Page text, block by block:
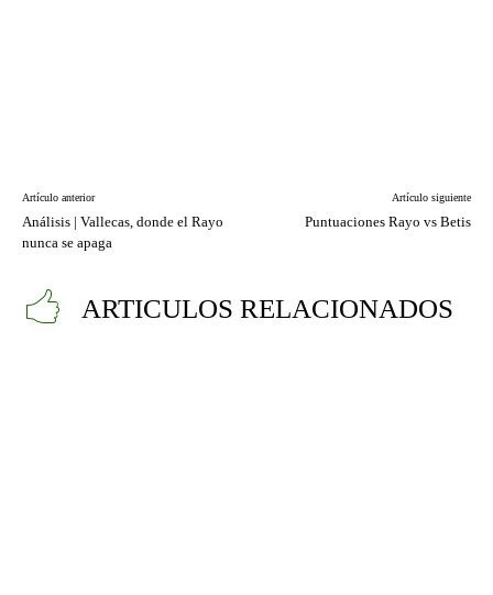
Artículo anterior
Análisis | Vallecas, donde el Rayo
nunca se apaga
Artículo siguiente
Puntuaciones Rayo vs Betis
ARTICULOS RELACIONADOS